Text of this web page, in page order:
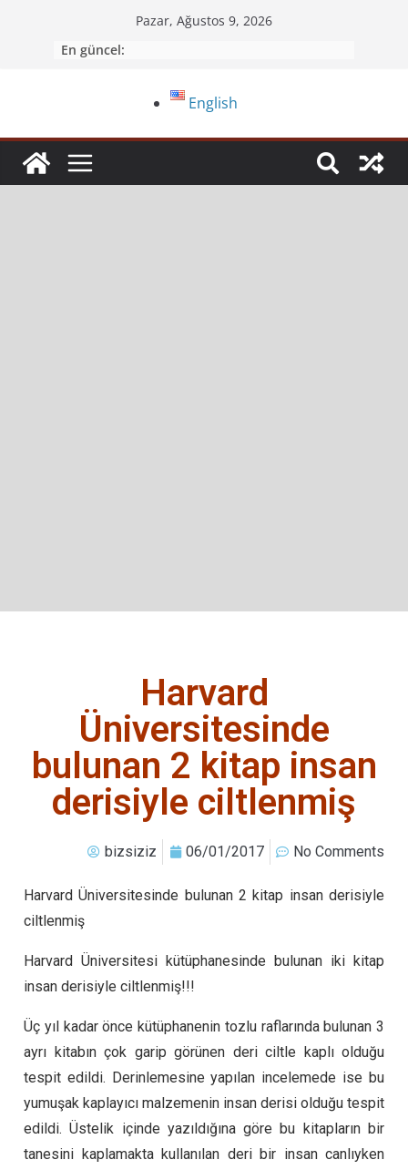
Pazar, Ağustos 9, 2026
En güncel:
English
Harvard
Üniversitesinde
bulunan 2 kitap insan
derisiyle ciltlenmiş
bizsiziz 06/01/2017 No Comments
Harvard Üniversitesinde bulunan 2 kitap insan derisiyle
ciltlenmiş
Harvard Üniversitesi kütüphanesinde bulunan iki kitap
insan derisiyle ciltlenmiş!!!
Üç yıl kadar önce kütüphanenin tozlu raflarında bulunan 3
ayrı kitabın çok garip görünen deri ciltle kaplı olduğu
tespit edildi. Derinlemesine yapılan incelemede ise bu
yumuşak kaplayıcı malzemenin insan derisi olduğu tespit
edildi. Üstelik içinde yazıldığına göre bu kitapların bir
tanesini kaplamakta kullanılan deri bir insan canlıyken